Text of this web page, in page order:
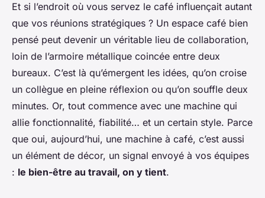
Et si l’endroit où vous servez le café influençait autant
que vos réunions stratégiques ? Un espace café bien
pensé peut devenir un véritable lieu de collaboration,
loin de l’armoire métallique coincée entre deux
bureaux. C’est là qu’émergent les idées, qu’on croise
un collègue en pleine réflexion ou qu’on souffle deux
minutes. Or, tout commence avec une machine qui
allie fonctionnalité, fiabilité… et un certain style. Parce
que oui, aujourd’hui, une machine à café, c’est aussi
un élément de décor, un signal envoyé à vos équipes
: le bien-être au travail, on y tient.